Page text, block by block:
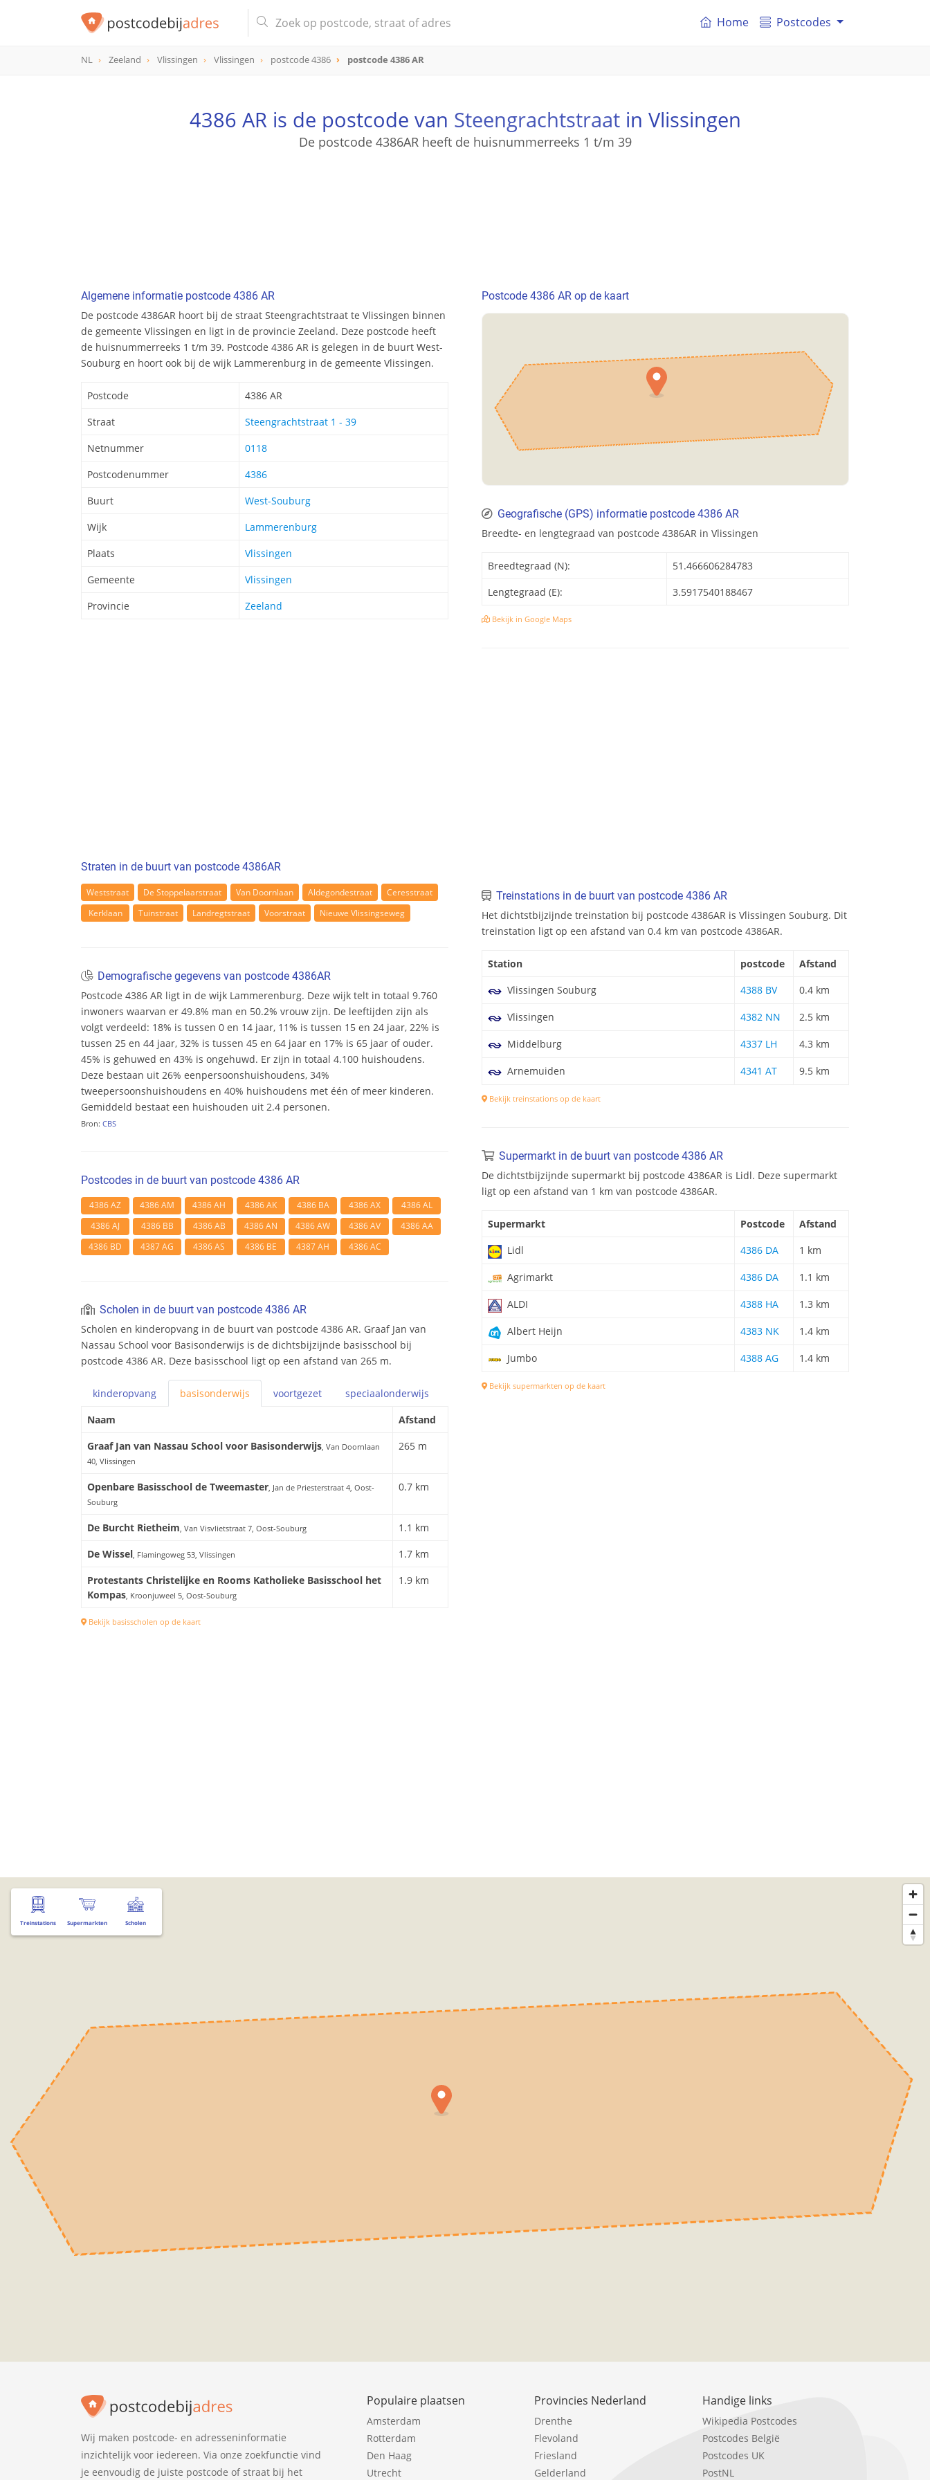
4386 AR
Home Postcodes
NL Zeeland Vlissingen Vlissingen postcode 4386 postcode 4386 AR
4386 AR is de postcode van Steengrachtstraatin Vlissingen
De postcode 4386AR heeft de huisnummerreeks 1 t/m 39
Algemene informatie postcode 4386 AR
De postcode 4386AR hoort bij de straat Steengrachtstraat te Vlissingen binnen
de gemeente Vlissingen en ligt in de provincie Zeeland. Deze postcode heeft
de huisnummerreeks 1 t/m 39. Postcode 4386 AR is gelegen in de buurt West-
Souburg en hoort ook bij de wijk Lammerenburg in de gemeente Vlissingen.
Postcode
4386 AR
Straat
Steengrachtstraat 1 - 39
Netnummer
0118
Postcodenummer
4386
Buurt
West-Souburg
Wijk
Lammerenburg
Plaats
Vlissingen
Gemeente
Vlissingen
Provincie
Zeeland
Straten in de buurt van postcode 4386AR
Weststraat De Stoppelaarstraat Van Doornlaan Aldegondestraat
Ceresstraat
Kerklaan
Tuinstraat Landregtstraat Voorstraat Nieuwe Vlissingseweg
Demografische gegevens van postcode 4386AR
Postcode 4386 AR ligt in de wijk Lammerenburg. Deze wijk telt in totaal 9.760
inwoners waarvan er 49.8% man en 50.2% vrouw zijn. De leeftijden zijn als
volgt verdeeld: 18% is tussen 0 en 14 jaar, 11% is tussen 15 en 24 jaar, 22% is
tussen 25 en 44 jaar, 32% is tussen 45 en 64 jaar en 17% is 65 jaar of ouder.
45% is gehuwed en 43% is ongehuwd. Er zijn in totaal 4.100 huishoudens.
Deze bestaan uit 26% eenpersoonshuishoudens, 34%
tweepersoonshuishoudens en 40% huishoudens met één of meer kinderen.
Gemiddeld bestaat een huishouden uit 2.4 personen.
Bron: CBS
Postcodes in de buurt van postcode 4386 AR
4386 AZ 4386 AM 4386 AH 4386 AK 4386 BA 4386 AX
4386 AL
4386 AJ
4386 BB 4386 AB 4386 AN 4386 AW 4386 AV
4386 AA
4386 BD
4387 AG 4386 AS 4386 BE 4387 AH 4386 AC
Scholen in de buurt van postcode 4386 AR
Scholen en kinderopvang in de buurt van postcode 4386 AR. Graaf Jan van
Nassau School voor Basisonderwijs is de dichtsbijzijnde basisschool bij
postcode 4386 AR. Deze basisschool ligt op een afstand van 265 m.
kinderopvang basisonderwijs voortgezet speciaalonderwijs
Naam
Afstand
Graaf Jan van Nassau School voor Basisonderwijs, Van Doornlaan
40, Vlissingen
265 m
Openbare Basisschool de Tweemaster, Jan de Priesterstraat 4, Oost-
Souburg
0.7 km
De Burcht Rietheim, Van Visvlietstraat 7, Oost-Souburg
1.1 km
De Wissel, Flamingoweg 53, Vlissingen
1.7 km
Protestants Christelijke en Rooms Katholieke Basisschool het
Kompas, Kroonjuweel 5, Oost-Souburg
1.9 km
Bekijk basisscholen op de kaart
Postcode 4386 AR op de kaart
Geografische (GPS) informatie postcode 4386 AR
Breedte- en lengtegraad van postcode 4386AR in Vlissingen
Breedtegraad (N):
51.466606284783
Lengtegraad (E):
3.5917540188467
Bekijk in Google Maps
Treinstations in de buurt van postcode 4386 AR
Het dichtstbijzijnde treinstation bij postcode 4386AR is Vlissingen Souburg. Dit
treinstation ligt op een afstand van 0.4 km van postcode 4386AR.
Station postcode
Afstand
Vlissingen Souburg
4388 BV 0.4 km
Vlissingen 4382 NN 2.5 km
Middelburg 4337 LH 4.3 km
Arnemuiden 4341 AT 9.5 km
Bekijk treinstations op de kaart
Supermarkt in de buurt van postcode 4386 AR
De dichtstbijzijnde supermarkt bij postcode 4386AR is Lidl. Deze supermarkt
ligt op een afstand van 1 km van postcode 4386AR.
Supermarkt Postcode
Afstand
Lidl
4386 DA 1 km
Agrimarkt 4386 DA 1.1 km
ALDI 4388 HA 1.3 km
Albert Heijn 4383 NK 1.4 km
Jumbo 4388 AG 1.4 km
Bekijk supermarkten op de kaart
Treinstations Supermarkten Scholen
Wij maken postcode- en adresseninformatie
inzichtelijk voor iedereen. Via onze zoekfunctie vind
je eenvoudig de juiste postcode of straat bij het
Populaire plaatsen
Amsterdam
Rotterdam
Den Haag
Utrecht
Provincies Nederland
Drenthe
Flevoland
Friesland
Gelderland
Handige links
Wikipedia Postcodes
Postcodes België
Postcodes UK
PostNL